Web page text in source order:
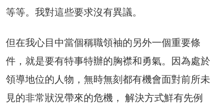
等等。我對這些要求沒有異議。
但在我心目中當個稱職領袖的另外一個重要條
件，就是要有特事特辦的胸襟和勇氣。因為處於
領導地位的人物，無時無刻都有機會面對前所未
見的非常狀況帶來的危機， 解決方式鮮有先例